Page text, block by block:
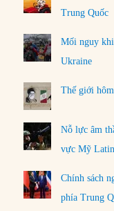
Trung Quốc
Mối nguy
Ukraine
Thế giới
Nỗ lực âm
vực Mỹ
Chính sách
phía Trung